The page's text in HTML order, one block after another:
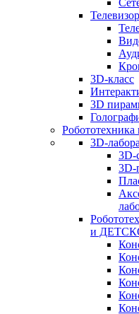
3D-класс
3D
3D-
3D-
3D-
и